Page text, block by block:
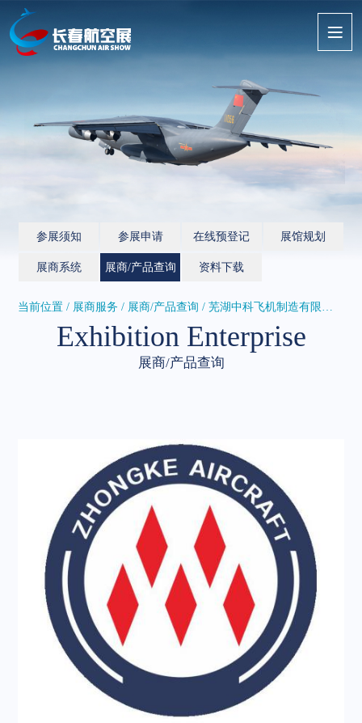
参展须知 参展申请 在线预登记 展馆规划
展商系统 展商/产品查询 资料下载
当前位置 / 展商服务 / 展商/产品查询 / 芜湖中科飞机制造有限公司
Exhibition Enterprise
展商/产品查询